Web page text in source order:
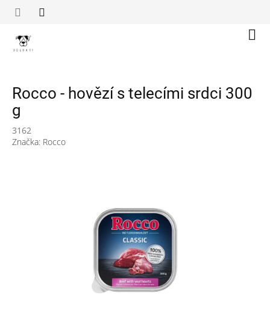
Rocco - hovězí s telecími srdci 300
g
3162
Značka: Rocco